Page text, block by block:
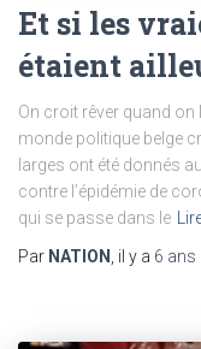
Et si les
étaient
On croit rêver quand on
monde politique belge
larges ont été donnés
contre l’épidémie de
qui se passe dans le
Par NATION , il y a 6 ans